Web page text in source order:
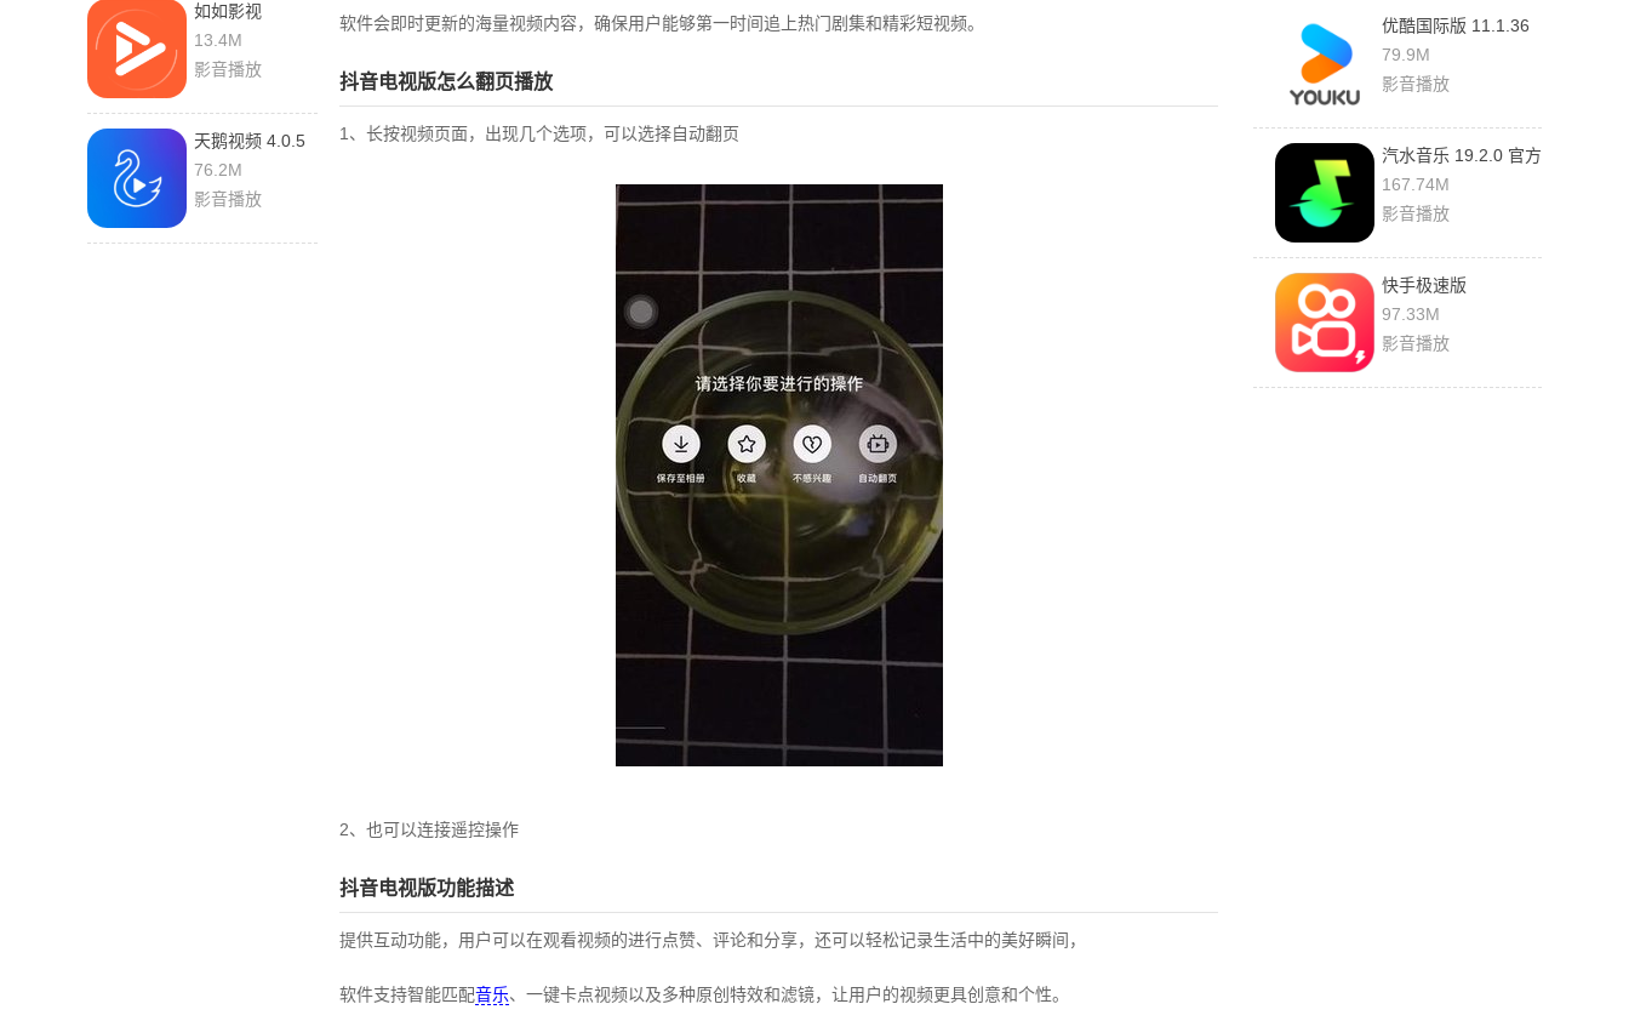
如如影视
v1.0.15 安卓版
13.4M
影音播放
天鹅视频 4.0.5
官方版
76.2M
影音播放
软件会即时更新的海量视频内容，确保用户能够第一时间追上热门剧集和精彩短视频。
抖音电视版怎么翻页播放
1、长按视频页面，出现几个选项，可以选择自动翻页
2、也可以连接遥控操作
抖音电视版功能描述
提供互动功能，用户可以在观看视频的进行点赞、评论和分享，还可以轻松记录生活中的美好瞬间，
软件支持智能匹配音乐、一键卡点视频以及多种原创特效和滤镜，让用户的视频更具创意和个性。
优酷国际版 11.1.36
安卓版
79.9M
影音播放
汽水音乐 19.2.0 官方
版
167.74M
影音播放
快手极速版
14.4.10.11443 安卓
版
97.33M
影音播放